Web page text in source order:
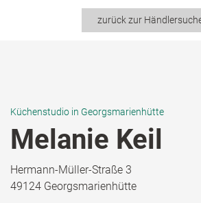
zurück zur
Küchenstudio in Georgsmarienhütte
Melanie Keil
Hermann-Müller-Straße 3
49124 Georgsmarienhütte